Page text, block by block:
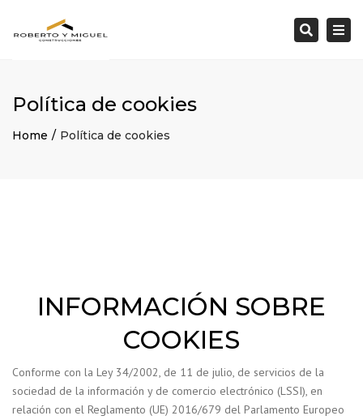
Search
Política de cookies
Home Política de cookies
INFORMACIÓN SOBRE
COOKIES
Conforme con la Ley 34/2002, de 11 de julio, de servicios de la
sociedad de la información y de comercio electrónico (LSSI), en
relación con el Reglamento (UE) 2016/679 del Parlamento Europeo